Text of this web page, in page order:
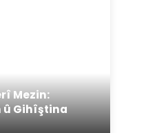
Mezin:
û Gihîştina